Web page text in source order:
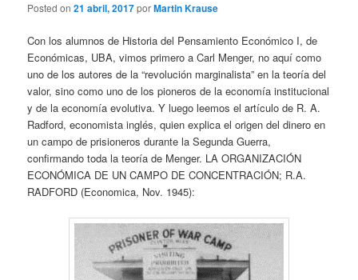
Posted on21 abril, 2017porMartin Krause
Con los alumnos de Historia del Pensamiento Económico I, de
Económicas, UBA, vimos primero a Carl Menger, no aquí como
uno de los autores de la “revolución marginalista” en la teoría del
valor, sino como uno de los pioneros de la economía institucional
y de la economía evolutiva. Y luego leemos el artículo de R. A.
Radford, economista inglés, quien explica el origen del dinero en
un campo de prisioneros durante la Segunda Guerra,
confirmando toda la teoría de Menger. LA ORGANIZACIÓN
ECONÓMICA DE UN CAMPO DE CONCENTRACIÓN; R.A.
RADFORD (Economica, Nov. 1945):